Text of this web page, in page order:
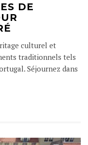
DE
culturel et
traditionnels tels
Séjournez dans